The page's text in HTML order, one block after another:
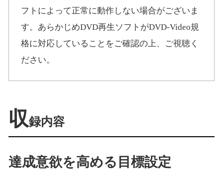
フトによって正常に動作しない場合がございま
す。あらかじめDVD再生ソフトがDVD-Video規
格に対応していることをご確認の上、ご視聴く
ださい。
収録内容
達成意欲を高める目標設定